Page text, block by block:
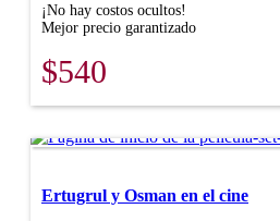
¡No hay costos ocultos!
Mejor precio garantizado
$540
Ertugrul y Osman en el cine